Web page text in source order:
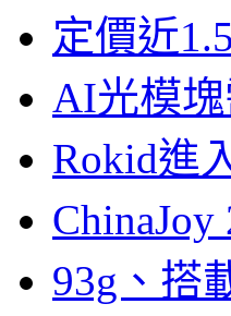
定價近
AI光模
Rokid進
93g、搭